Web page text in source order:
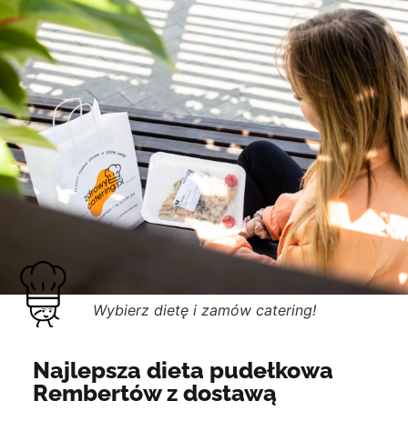
Wybierz dietę i zamów catering!
Najlepsza dieta pudełkowa
Rembertów z dostawą